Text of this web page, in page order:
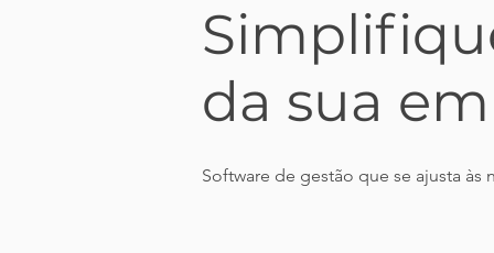
da sua
Software de gestão que se ajusta